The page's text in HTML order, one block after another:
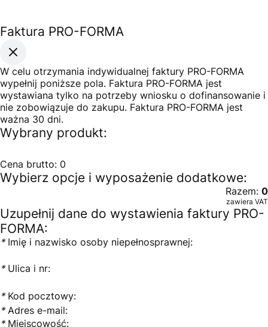
Faktura PRO-FORMA
W celu otrzymania indywidualnej faktury PRO-FORMA
wypełnij poniższe pola. Faktura PRO-FORMA jest
wystawiana tylko na potrzeby wniosku o dofinansowanie i
nie zobowiązuje do zakupu. Faktura PRO-FORMA jest
ważna 30 dni.
Wybrany produkt:
Cena brutto: 0
Wybierz opcje i wyposażenie dodatkowe:
Razem: 0
zawiera VAT
Uzupełnij dane do wystawienia faktury PRO-
FORMA:
*Imię i nazwisko osoby niepełnosprawnej:
*Ulica i nr:
*Kod pocztowy:
*Adres e-mail:
*Miejscowość: